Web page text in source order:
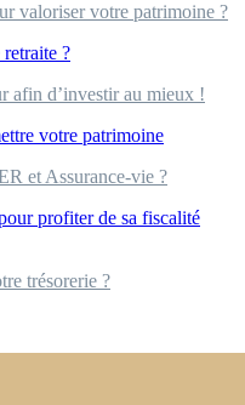
valoriser votre patrimoine ?
?
afin d’investir au mieux !
votre patrimoine
et Assurance-vie ?
profiter de sa fiscalité
trésorerie ?